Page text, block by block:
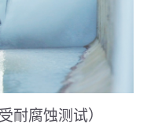
耐腐蚀测试）